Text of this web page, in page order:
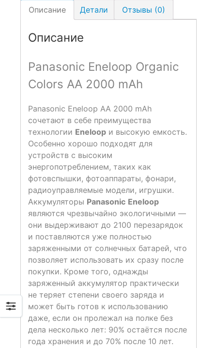
Описание Детали Отзывы (0)
Описание
Panasonic Eneloop Organic
Colors AA 2000 mAh
Panasonic Eneloop AA 2000 mAh
сочетают в себе преимущества
технологии Eneloop и высокую емкость.
Особенно хорошо подходят для
устройств с высоким
энергопотреблением, таких как
фотовспышки, фотоаппараты, фонари,
радиоуправляемые модели, игрушки.
Аккумуляторы Panasonic Eneloop
являются чрезвычайно экологичными —
они выдерживают до 2100 перезарядок
и поставляются уже полностью
заряженными от солнечных батарей, что
позволяет использовать их сразу после
покупки. Кроме того, однажды
заряженный аккумулятор практически
не теряет степени своего заряда и
может быть готов к использованию
даже, если он пролежал на полке без
дела несколько лет: 90% остаётся после
года хранения и до 70% после 10 лет.